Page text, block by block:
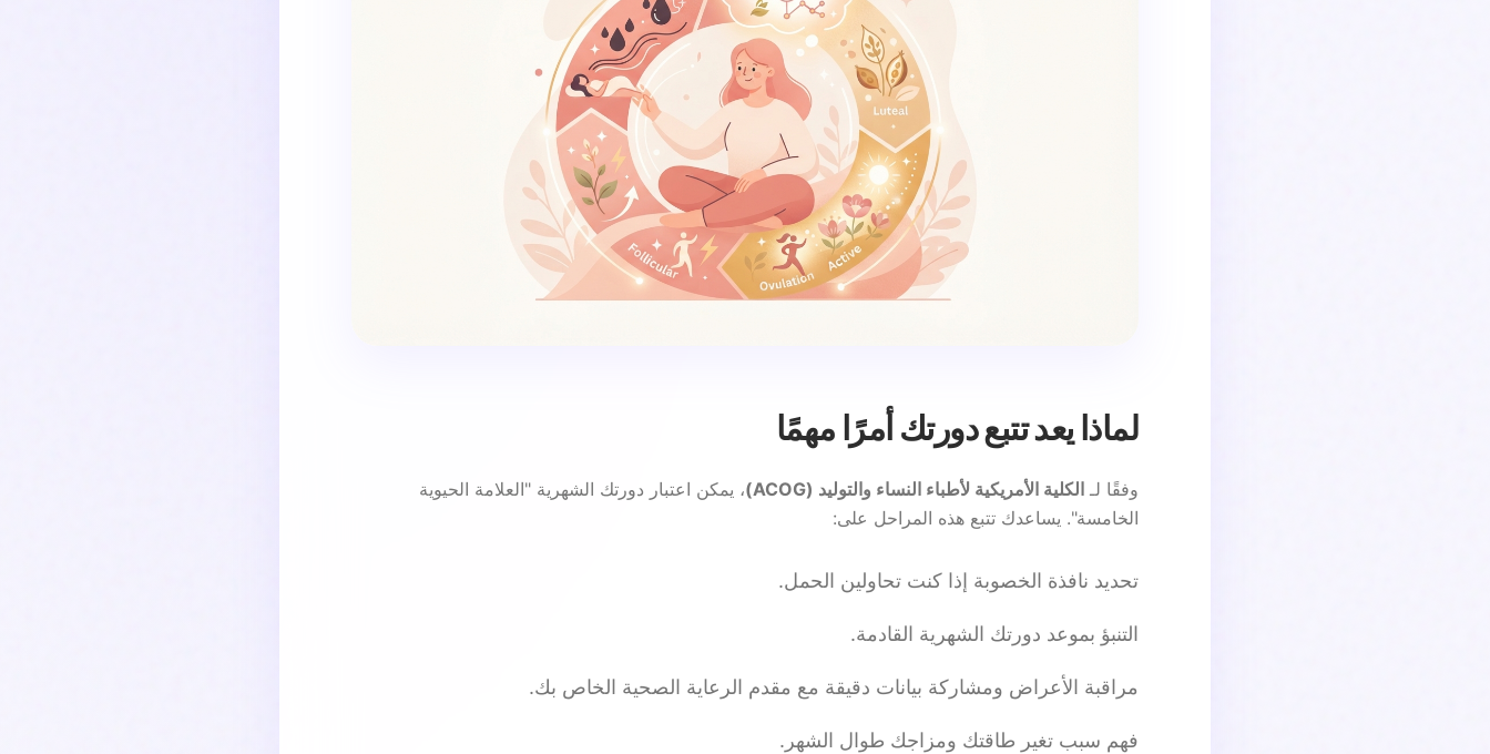
لماذا يعد تتبع دورتك أمرًا مهمًا
وفقًا لـ الكلية الأمريكية لأطباء النساء والتوليد (ACOG)
، يمكن اعتبار دورتك الشهرية "العلامة الحيوية
الخامسة". يساعدك تتبع هذه المراحل على:
تحديد نافذة الخصوبة إذا كنت تحاولين الحمل.
التنبؤ بموعد دورتك الشهرية القادمة.
مراقبة الأعراض ومشاركة بيانات دقيقة مع مقدم الرعاية الصحية الخاص بك.
فهم سبب تغير طاقتك ومزاجك طوال الشهر.